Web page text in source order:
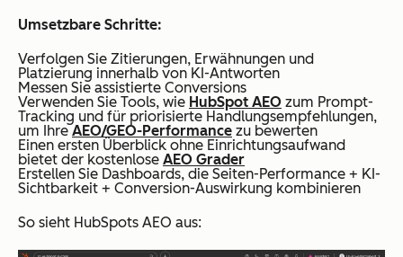
Umsetzbare Schritte:
Verfolgen Sie Zitierungen, Erwähnungen und
Platzierung innerhalb von KI-Antworten
Messen Sie assistierte Conversions
Verwenden Sie Tools, wie HubSpot AEO zum Prompt-
Tracking und für priorisierte Handlungsempfehlungen,
um Ihre AEO/GEO-Performance zu bewerten
Einen ersten Überblick ohne Einrichtungsaufwand
bietet der kostenlose AEO Grader
Erstellen Sie Dashboards, die Seiten-Performance + KI-
Sichtbarkeit + Conversion-Auswirkung kombinieren
So sieht HubSpots AEO aus: